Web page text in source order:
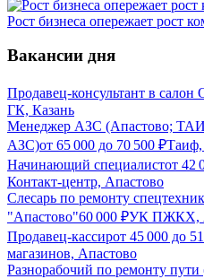
Рост бизнеса опережает рост
Вакансии дня
Продавец-консультант в салон
ГК, Казань
Менеджер АЗС (Апастово;
АЗС)от 65 000 до 70 500 ₽Таиф,
Начинающий специалистот 42
Контакт-центр, Апастово
Слесарь по ремонту
"Апастово"60 000 ₽УК ПЖКХ,
Продавец-кассирот 45 000 до
магазинов, Апастово
Разнорабочий по ремонту пути